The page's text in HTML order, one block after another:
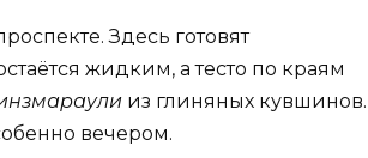
Здесь готовят
жидким, а тесто по краям
из глиняных кувшинов.
вечером.